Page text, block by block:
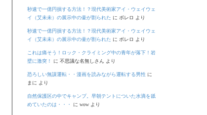
秒速で一億円損する方法！？現代美術家アイ・ウェイウェ
イ（艾未未）の展示中の壷が割られた に ボレロ より
秒速で一億円損する方法！？現代美術家アイ・ウェイウェ
イ（艾未未）の展示中の壷が割られた に ボレロ より
これは痛そう！ロック・クライミング中の青年が落下！岩
壁に激突！
に 不思議な名無しさん より
恐ろしい無謀運転・・漫画を読みながら運転する男性に
まに より
自然保護区の中でキャンプ。早朝テントについた水滴を舐
めていたのは・・・
に wowより